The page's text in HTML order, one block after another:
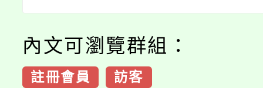
內文可瀏覽群組：
註冊會員 訪客